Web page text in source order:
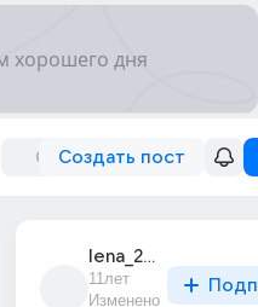
Создать пост
lena_20060
11лет
Изменено